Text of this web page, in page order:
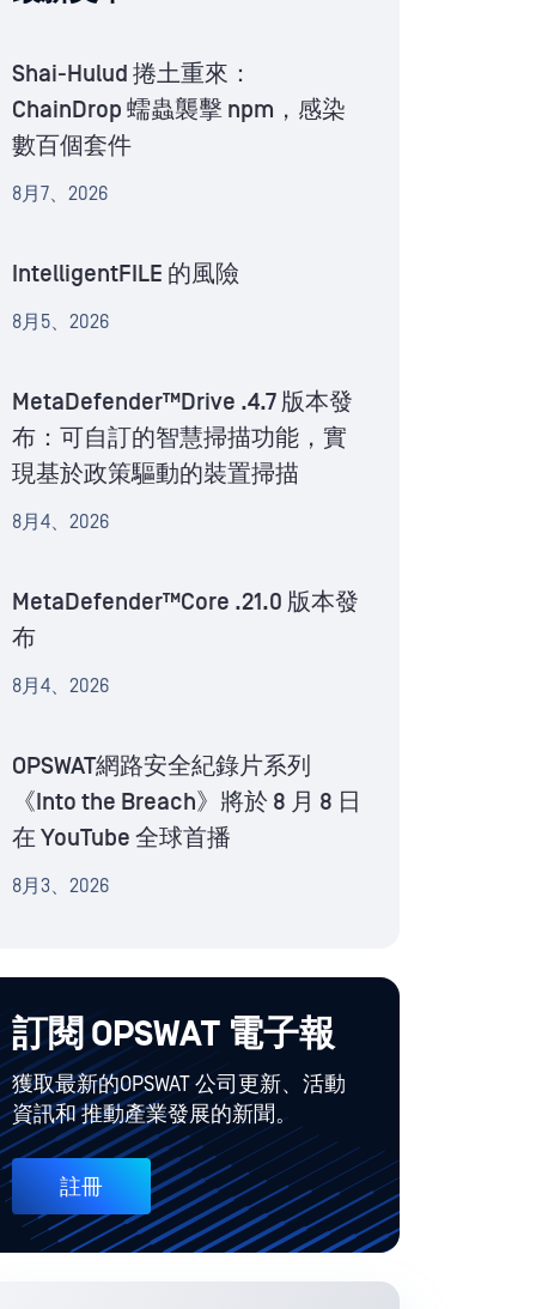
Shai-Hulud 捲土重來：
ChainDrop 蠕蟲襲擊 npm，感染
數百個套件
8月7、2026
IntelligentFILE 的風險
8月5、2026
MetaDefender™Drive .4.7 版本發
布：可自訂的智慧掃描功能，實
現基於政策驅動的裝置掃描
8月4、2026
MetaDefender™Core .21.0 版本發
布
8月4、2026
OPSWAT網路安全紀錄片系列
《Into the Breach》將於 8 月 8 日
在 YouTube 全球首播
8月3、2026
訂閱 OPSWAT 電子報
獲取最新的OPSWAT 公司更新、活動
資訊和 推動產業發展的新聞。
註冊